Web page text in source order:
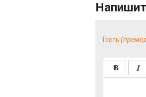
Гость